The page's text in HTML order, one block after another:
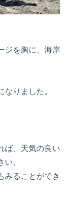
ジを胸に、海岸
りました。
、天気の良い
。
みることができ